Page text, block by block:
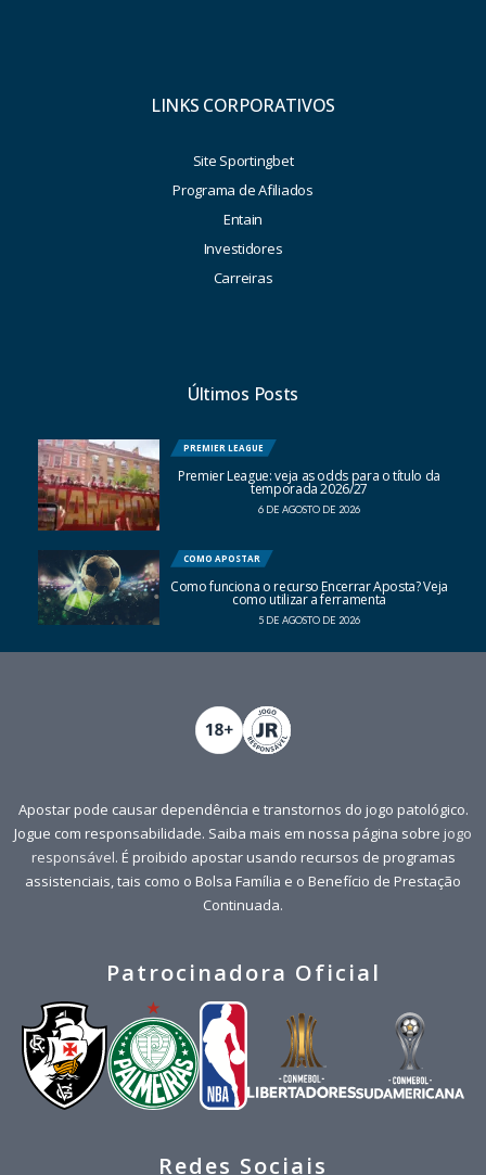
LINKS CORPORATIVOS
Site Sportingbet
Programa de Afiliados
Entain
Investidores
Carreiras
Últimos Posts
PREMIER LEAGUE
Premier League: veja as odds para o título da
temporada 2026/27
6 DE AGOSTO DE 2026
COMO APOSTAR
Como funciona o recurso Encerrar Aposta? Veja
como utilizar a ferramenta
5 DE AGOSTO DE 2026
Apostar pode causar dependência e transtornos do jogo patológico.
Jogue com responsabilidade. Saiba mais em nossa página sobre jogo
responsável. É proibido apostar usando recursos de programas
assistenciais, tais como o Bolsa Família e o Benefício de Prestação
Continuada.
Patrocinadora Oficial
Redes Sociais